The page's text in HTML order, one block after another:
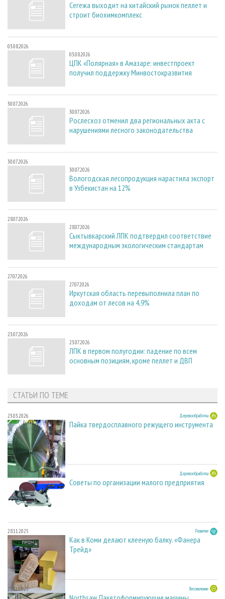
Сегежа выходит на китайский рынок пеллет и
строит биохимкомплекс
03.08.2026
03.08.2026
ЦПК «Полярная» в Амазаре: инвестпроект
получил поддержку Минвостокразвития
30.07.2026
30.07.2026
Рослесхоз отменил два региональных акта с
нарушениями лесного законодательства
30.07.2026
30.07.2026
Вологодская лесопродукция нарастила экспорт
в Узбекистан на 12%
28.07.2026
28.07.2026
Сыктывкарский ЛПК подтвердил соответствие
международным экологическим стандартам
27.07.2026
27.07.2026
Иркутская область перевыполнила план по
доходам от лесов на 4,9%
23.07.2026
23.07.2026
ЛПК в первом полугодии: падение по всем
основным позициям, кроме пеллет и ДВП
СТАТЬИ ПО ТЕМЕ
23.03.2026 Деревообработка
Пайка твердосплавного режущего инструмента
23.03.2026 Деревообработка
Советы по организации малого предприятия
28.11.2025 Развитие
Как в Коми делают клееную балку. «Фанера
Трейд»
28.11.2025 Лесопиление